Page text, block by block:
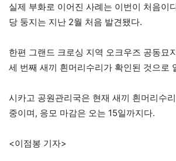
실제 부화로 이어진 사례는 이번이 처음이
당 둥지는 지난 2월 처음 발견됐다.
한편 그랜드 크로싱 지역 오크우즈 공동묘
세 번째 새끼 흰머리수리가 확인된 것으로
시카고 공원관리국은 현재 새끼 흰머리수
중이며, 응모 마감은 오는 15일까지다.
<이점봉 기자>